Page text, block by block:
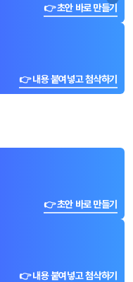
👉 초안 바로 만들기
👉 내용 붙여넣고 첨삭하기
👉 초안 바로 만들기
👉 내용 붙여넣고 첨삭하기